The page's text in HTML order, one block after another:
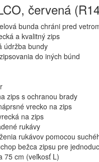
červená
bunda chráni pred
a kvalitný zips
údržba bundy
do iných búnd
zips s ochranou brady
vrecko na zips
na zips
rukávy
rukávov pomocou
bežca zipsu pre
75 cm (veľkosť L)